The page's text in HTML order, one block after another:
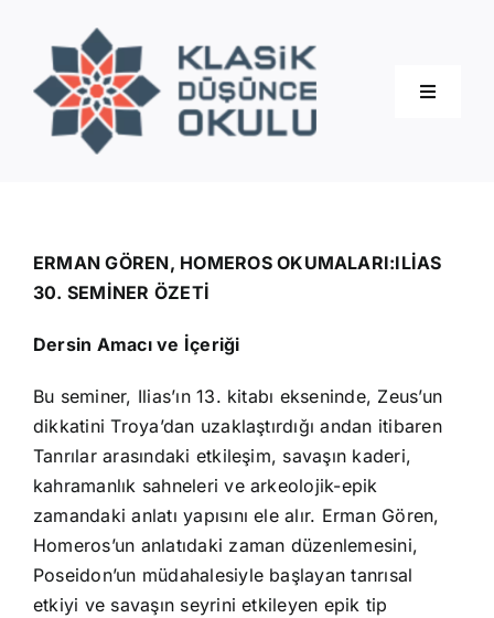
content
Toggle
Eğitimler
İletişim
ERMAN GÖREN, HOMEROS OKUMALARI:ILİAS
30. SEMİNER ÖZETİ
Dersin Amacı ve İçeriği
Bu seminer, Ilias’ın 13. kitabı ekseninde, Zeus’un
dikkatini Troya’dan uzaklaştırdığı andan itibaren
Tanrılar arasındaki etkileşim, savaşın kaderi,
kahramanlık sahneleri ve arkeolojik-epik
zamandaki anlatı yapısını ele alır. Erman Gören,
Homeros’un anlatıdaki zaman düzenlemesini,
Poseidon’un müdahalesiyle başlayan tanrısal
etkiyi ve savaşın seyrini etkileyen epik tip